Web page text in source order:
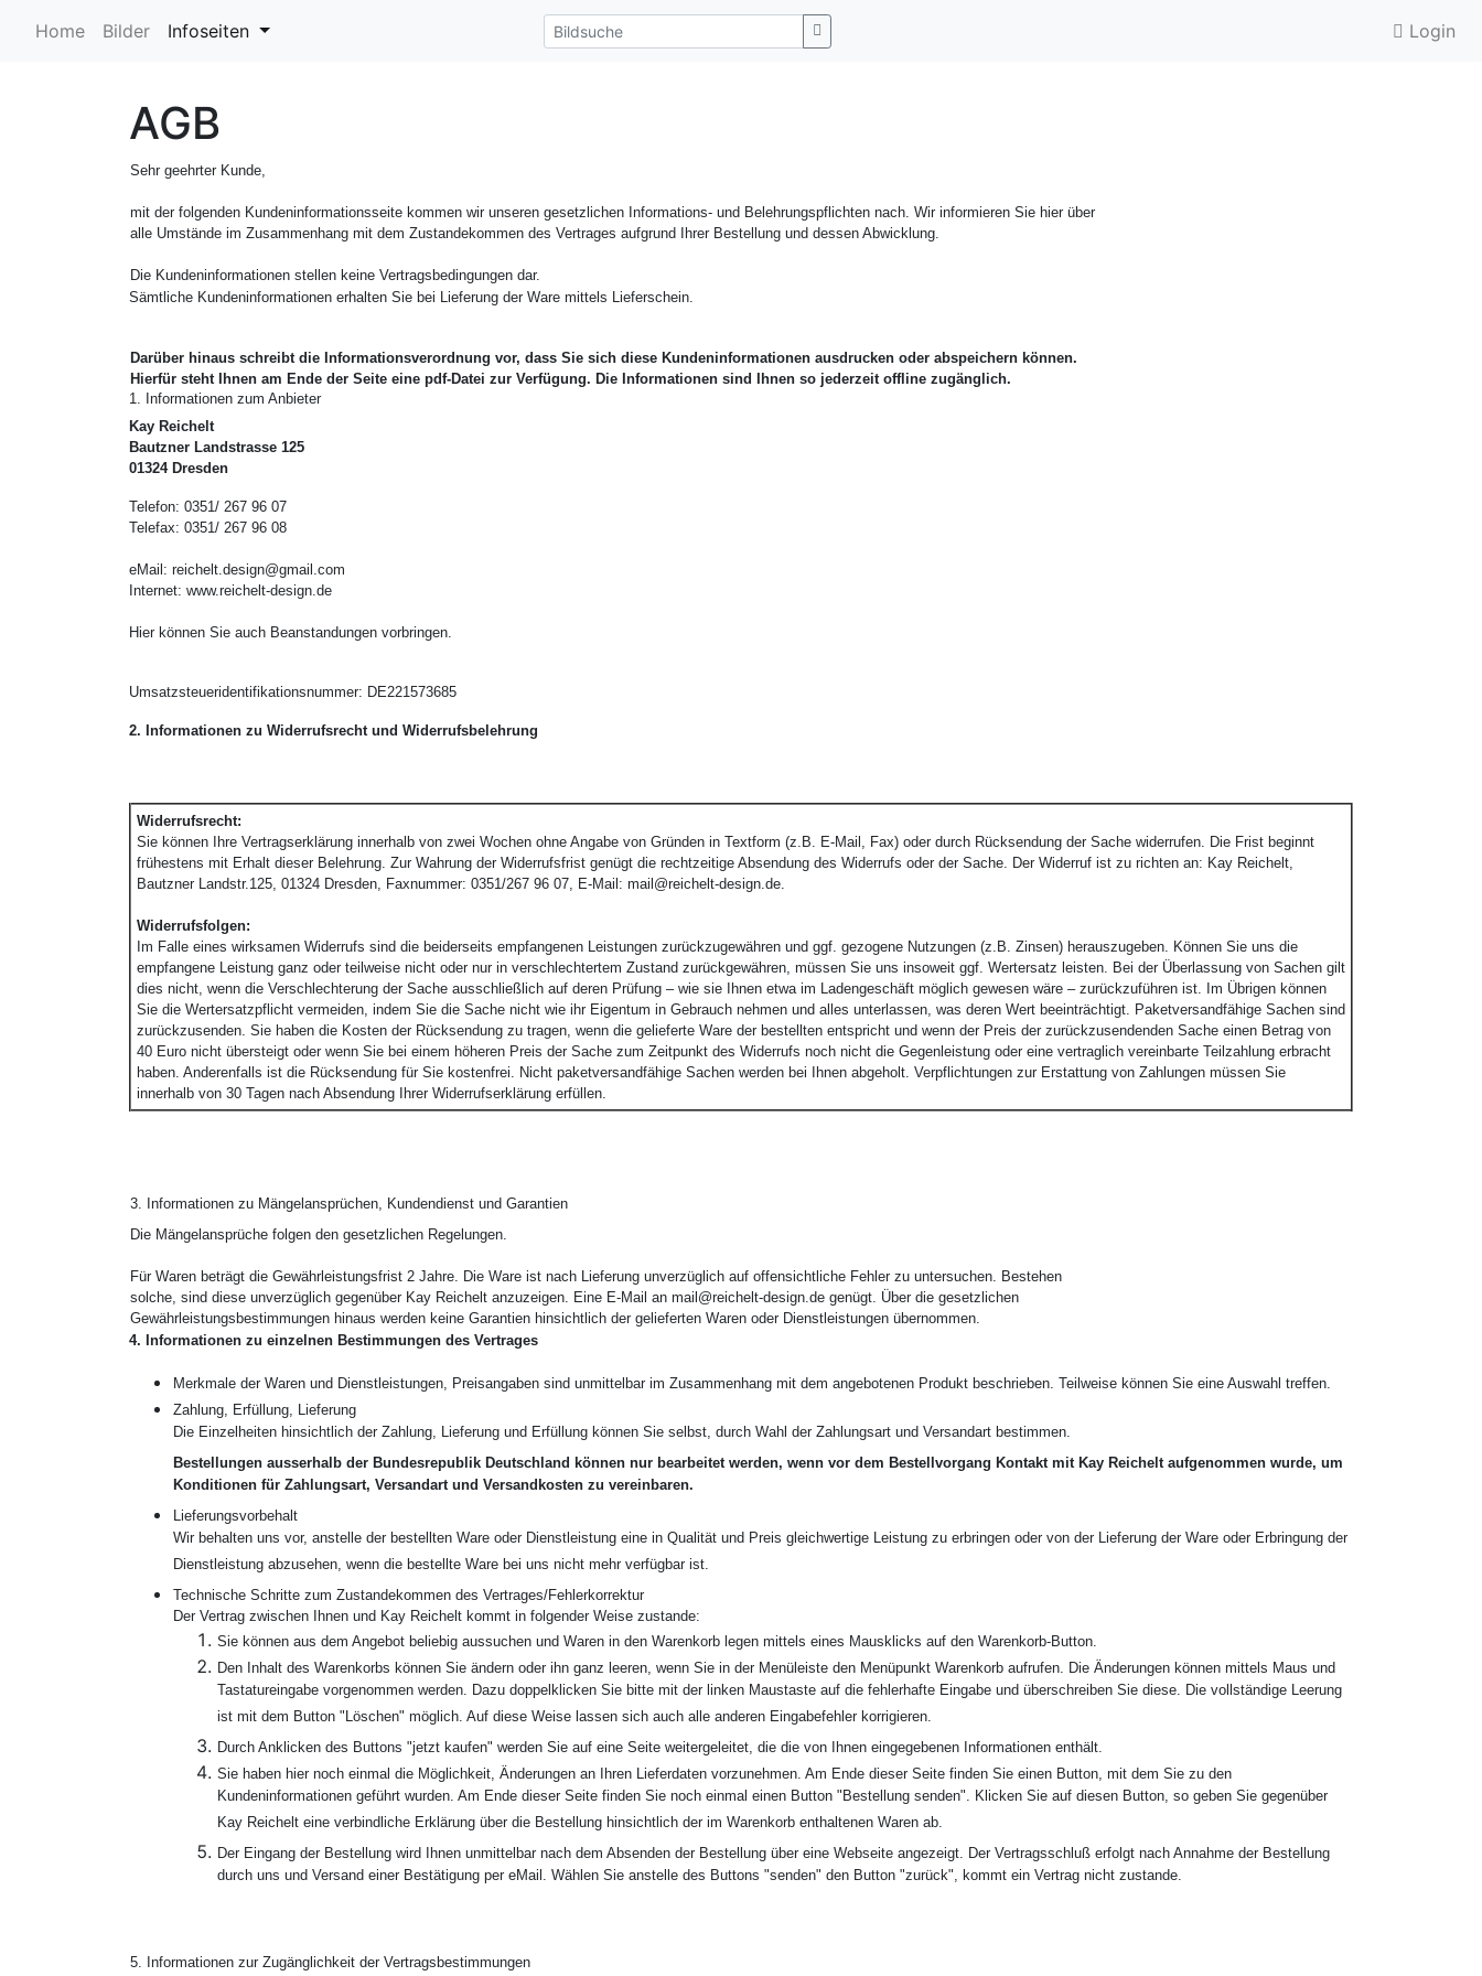
Home Bilder Infoseiten Login
AGB
Sehr geehrter Kunde,
mit der folgenden Kundeninformationsseite kommen wir unseren gesetzlichen Informations- und Belehrungspflichten nach. Wir informieren Sie hier über
alle Umstände im Zusammenhang mit dem Zustandekommen des Vertrages aufgrund Ihrer Bestellung und dessen Abwicklung.
Die Kundeninformationen stellen keine Vertragsbedingungen dar.
Sämtliche Kundeninformationen erhalten Sie bei Lieferung der Ware mittels Lieferschein.
Darüber hinaus schreibt die Informationsverordnung vor, dass Sie sich diese Kundeninformationen ausdrucken oder abspeichern können.
Hierfür steht Ihnen am Ende der Seite eine pdf-Datei zur Verfügung. Die Informationen sind Ihnen so jederzeit offline zugänglich.
1. Informationen zum Anbieter
Kay Reichelt
Bautzner Landstrasse 125
01324 Dresden
Telefon: 0351/ 267 96 07
Telefax: 0351/ 267 96 08
eMail: reichelt.design@gmail.com
Internet: www.reichelt-design.de
Hier können Sie auch Beanstandungen vorbringen.
Umsatzsteueridentifikationsnummer: DE221573685
2. Informationen zu Widerrufsrecht und Widerrufsbelehrung
Widerrufsrecht:
Sie können Ihre Vertragserklärung innerhalb von zwei Wochen ohne Angabe von Gründen in Textform (z.B. E-Mail, Fax) oder durch Rücksendung der Sache widerrufen. Die Frist beginnt
frühestens mit Erhalt dieser Belehrung. Zur Wahrung der Widerrufsfrist genügt die rechtzeitige Absendung des Widerrufs oder der Sache. Der Widerruf ist zu richten an: Kay Reichelt,
Bautzner Landstr.125, 01324 Dresden, Faxnummer: 0351/267 96 07, E-Mail: mail@reichelt-design.de.
Widerrufsfolgen:
Im Falle eines wirksamen Widerrufs sind die beiderseits empfangenen Leistungen zurückzugewähren und ggf. gezogene Nutzungen (z.B. Zinsen) herauszugeben. Können Sie uns die
empfangene Leistung ganz oder teilweise nicht oder nur in verschlechtertem Zustand zurückgewähren, müssen Sie uns insoweit ggf. Wertersatz leisten. Bei der Überlassung von Sachen gilt
dies nicht, wenn die Verschlechterung der Sache ausschließlich auf deren Prüfung – wie sie Ihnen etwa im Ladengeschäft möglich gewesen wäre – zurückzuführen ist. Im Übrigen können
Sie die Wertersatzpflicht vermeiden, indem Sie die Sache nicht wie ihr Eigentum in Gebrauch nehmen und alles unterlassen, was deren Wert beeinträchtigt. Paketversandfähige Sachen sind
zurückzusenden. Sie haben die Kosten der Rücksendung zu tragen, wenn die gelieferte Ware der bestellten entspricht und wenn der Preis der zurückzusendenden Sache einen Betrag von
40 Euro nicht übersteigt oder wenn Sie bei einem höheren Preis der Sache zum Zeitpunkt des Widerrufs noch nicht die Gegenleistung oder eine vertraglich vereinbarte Teilzahlung erbracht
haben. Anderenfalls ist die Rücksendung für Sie kostenfrei. Nicht paketversandfähige Sachen werden bei Ihnen abgeholt. Verpflichtungen zur Erstattung von Zahlungen müssen Sie
innerhalb von 30 Tagen nach Absendung Ihrer Widerrufserklärung erfüllen.
3. Informationen zu Mängelansprüchen, Kundendienst und Garantien
Die Mängelansprüche folgen den gesetzlichen Regelungen.
Für Waren beträgt die Gewährleistungsfrist 2 Jahre. Die Ware ist nach Lieferung unverzüglich auf offensichtliche Fehler zu untersuchen. Bestehen
solche, sind diese unverzüglich gegenüber Kay Reichelt anzuzeigen. Eine E-Mail an mail@reichelt-design.de genügt. Über die gesetzlichen
Gewährleistungsbestimmungen hinaus werden keine Garantien hinsichtlich der gelieferten Waren oder Dienstleistungen übernommen.
4. Informationen zu einzelnen Bestimmungen des Vertrages
Merkmale der Waren und Dienstleistungen, Preisangaben sind unmittelbar im Zusammenhang mit dem angebotenen Produkt beschrieben. Teilweise können Sie eine Auswahl treffen.
Zahlung, Erfüllung, Lieferung
Die Einzelheiten hinsichtlich der Zahlung, Lieferung und Erfüllung können Sie selbst, durch Wahl der Zahlungsart und Versandart bestimmen.
Bestellungen ausserhalb der Bundesrepublik Deutschland können nur bearbeitet werden, wenn vor dem Bestellvorgang Kontakt mit Kay Reichelt aufgenommen wurde, um
Konditionen für Zahlungsart, Versandart und Versandkosten zu vereinbaren.
Lieferungsvorbehalt
Wir behalten uns vor, anstelle der bestellten Ware oder Dienstleistung eine in Qualität und Preis gleichwertige Leistung zu erbringen oder von der Lieferung der Ware oder Erbringung der
Dienstleistung abzusehen, wenn die bestellte Ware bei uns nicht mehr verfügbar ist.
Technische Schritte zum Zustandekommen des Vertrages/Fehlerkorrektur
Der Vertrag zwischen Ihnen und Kay Reichelt kommt in folgender Weise zustande:
Sie können aus dem Angebot beliebig aussuchen und Waren in den Warenkorb legen mittels eines Mausklicks auf den Warenkorb-Button.
Den Inhalt des Warenkorbs können Sie ändern oder ihn ganz leeren, wenn Sie in der Menüleiste den Menüpunkt Warenkorb aufrufen. Die Änderungen können mittels Maus und
Tastatureingabe vorgenommen werden. Dazu doppelklicken Sie bitte mit der linken Maustaste auf die fehlerhafte Eingabe und überschreiben Sie diese. Die vollständige Leerung
ist mit dem Button "Löschen" möglich. Auf diese Weise lassen sich auch alle anderen Eingabefehler korrigieren.
Durch Anklicken des Buttons "jetzt kaufen" werden Sie auf eine Seite weitergeleitet, die die von Ihnen eingegebenen Informationen enthält.
Sie haben hier noch einmal die Möglichkeit, Änderungen an Ihren Lieferdaten vorzunehmen. Am Ende dieser Seite finden Sie einen Button, mit dem Sie zu den
Kundeninformationen geführt wurden. Am Ende dieser Seite finden Sie noch einmal einen Button "Bestellung senden". Klicken Sie auf diesen Button, so geben Sie gegenüber
Kay Reichelt eine verbindliche Erklärung über die Bestellung hinsichtlich der im Warenkorb enthaltenen Waren ab.
Der Eingang der Bestellung wird Ihnen unmittelbar nach dem Absenden der Bestellung über eine Webseite angezeigt. Der Vertragsschluß erfolgt nach Annahme der Bestellung
durch uns und Versand einer Bestätigung per eMail. Wählen Sie anstelle des Buttons "senden" den Button "zurück", kommt ein Vertrag nicht zustande.
5. Informationen zur Zugänglichkeit der Vertragsbestimmungen